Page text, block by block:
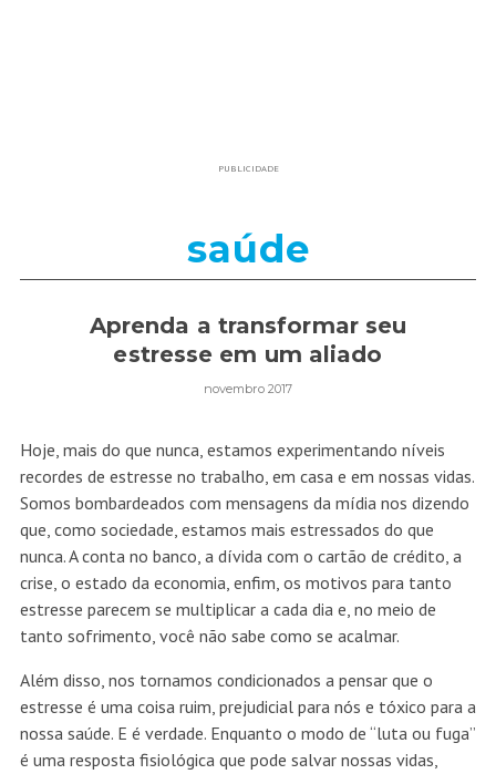
PUBLICIDADE
saúde
Aprenda a transformar seu
estresse em um aliado
novembro 2017
Hoje, mais do que nunca, estamos experimentando níveis
recordes de estresse no trabalho, em casa e em nossas vidas.
Somos bombardeados com mensagens da mídia nos dizendo
que, como sociedade, estamos mais estressados do que
nunca. A conta no banco, a dívida com o cartão de crédito, a
crise, o estado da economia, enfim, os motivos para tanto
estresse parecem se multiplicar a cada dia e, no meio de
tanto sofrimento, você não sabe como se acalmar.
Além disso, nos tornamos condicionados a pensar que o
estresse é uma coisa ruim, prejudicial para nós e tóxico para a
nossa saúde. E é verdade. Enquanto o modo de “luta ou fuga”
é uma resposta fisiológica que pode salvar nossas vidas,